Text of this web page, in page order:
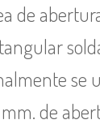
de
se
de